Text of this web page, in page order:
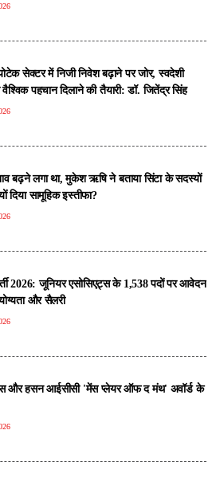
सेक्टर में निजी निवेश बढ़ाने पर जोर, स्वदेशी
वैश्विक पहचान दिलाने की तैयारी: डॉ. जितेंद्र सिंह
बढ़ने लगा था, मुकेश ऋषि ने बताया सिंटा के सदस्यों
दिया सामूहिक इस्तीफा?
2026: जूनियर एसोसिएट्स के 1,538 पदों पर आवेदन
और सैलरी
और हसन आईसीसी 'मेंस प्लेयर ऑफ द मंथ' अवॉर्ड के